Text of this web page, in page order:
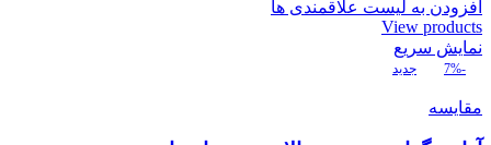
افزودن به لیست علاقمندی ها
View products
نمایش سریع
-7% جدید
مقایسه